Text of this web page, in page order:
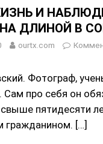
И
ДЛИНОЙ В
ourtx.com
Фотограф,
Сам про себя он
пятидесяти
гражданином. […]